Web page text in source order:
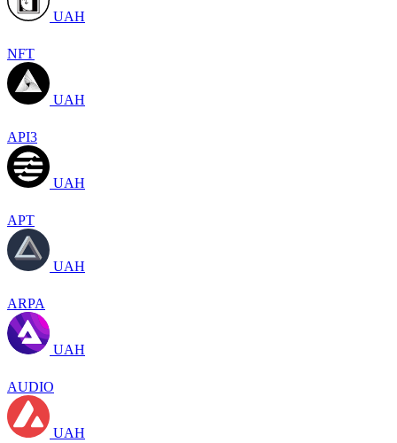
UAH
NFT
UAH
API3
UAH
APT
UAH
ARPA
UAH
AUDIO
UAH